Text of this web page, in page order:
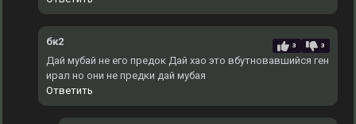
бк2 3 3
Дай мубай не его предок Дай хао это вбутновавшийся ген
ирал но они не предки дай мубая
Ответить